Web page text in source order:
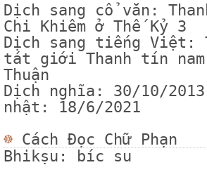
Dịch sang cổ văn:
Chi Khiêm ở Thế Kỷ 3
Dịch sang tiếng Việt:
tát giới Thanh tín nam
Thuận
Dịch nghĩa: 30/10/2013
nhật: 18/6/2021
☸ Cách Đọc Chữ Phạn
Bhikṣu: bíc su